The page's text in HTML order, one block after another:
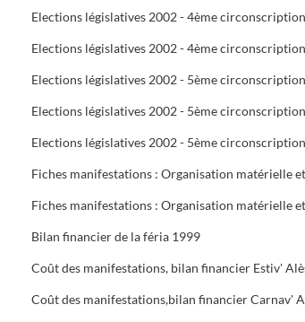
Bilan financier de la féria 1999